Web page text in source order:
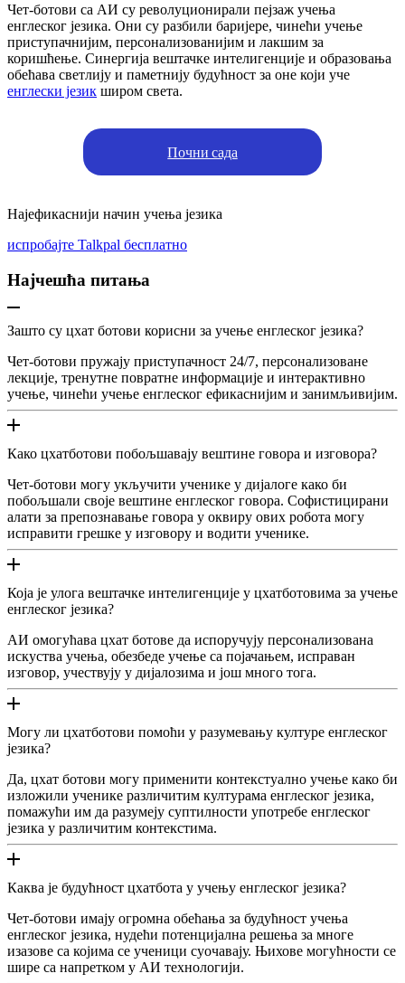
Чет-ботови са АИ су револуционирали пејзаж учења
енглеског језика. Они су разбили баријере, чинећи учење
приступачнијим, персонализованијим и лакшим за
коришћење. Синергија вештачке интелигенције и образовања
обећава светлију и паметнију будућност за оне који уче
енглески језик широм света.
Почни сада
Најефикаснији начин учења језика
испробајте Talkpal бесплатно
Најчешћа питања
Зашто су цхат ботови корисни за учење енглеског језика?
Чет-ботови пружају приступачност 24/7, персонализоване
лекције, тренутне повратне информације и интерактивно
учење, чинећи учење енглеског ефикаснијим и занимљивијим.
Како цхатботови побољшавају вештине говора и изговора?
Чет-ботови могу укључити ученике у дијалоге како би
побољшали своје вештине енглеског говора. Софистицирани
алати за препознавање говора у оквиру ових робота могу
исправити грешке у изговору и водити ученике.
Која је улога вештачке интелигенције у цхатботовима за учење
енглеског језика?
АИ омогућава цхат ботове да испоручују персонализована
искуства учења, обезбеде учење са појачањем, исправан
изговор, учествују у дијалозима и још много тога.
Могу ли цхатботови помоћи у разумевању културе енглеског
језика?
Да, цхат ботови могу применити контекстуално учење како би
изложили ученике различитим културама енглеског језика,
помажући им да разумеју суптилности употребе енглеског
језика у различитим контекстима.
Каква је будућност цхатбота у учењу енглеског језика?
Чет-ботови имају огромна обећања за будућност учења
енглеског језика, нудећи потенцијална решења за многе
изазове са којима се ученици суочавају. Њихове могућности се
шире са напретком у АИ технологији.